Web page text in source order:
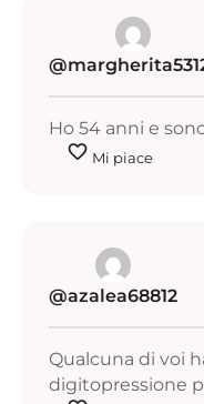
Ho 54 anni e
favorite Mi piace
@azalea68812
Qualcuna di voi
digitopressione